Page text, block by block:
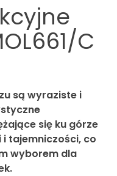
C
są wyraziste i
się ku górze
tajemniczości, co
wyborem dla